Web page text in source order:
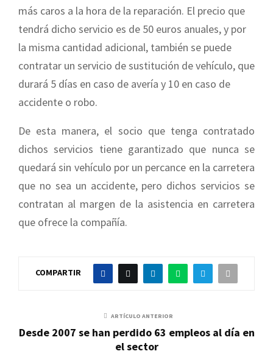
más caros a la hora de la reparación. El precio que
tendrá dicho servicio es de 50 euros anuales, y por
la misma cantidad adicional, también se puede
contratar un servicio de sustitución de vehículo, que
durará 5 días en caso de avería y 10 en caso de
accidente o robo.
De esta manera, el socio que tenga contratado
dichos servicios tiene garantizado que nunca se
quedará sin vehículo por un percance en la carretera
que no sea un accidente, pero dichos servicios se
contratan al margen de la asistencia en carretera
que ofrece la compañía.
COMPARTIR
ARTÍCULO ANTERIOR
Desde 2007 se han perdido 63 empleos al día en
el sector